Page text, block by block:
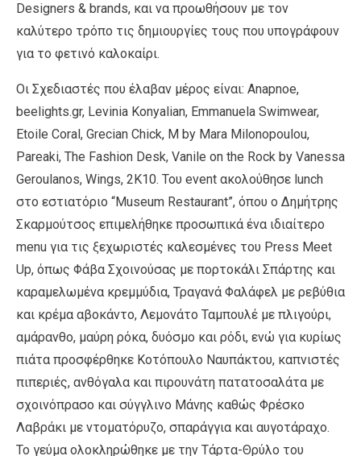
Designers & brands, και να προωθήσουν με τον
καλύτερο τρόπο τις δημιουργίες τους που υπογράφουν
για το φετινό καλοκαίρι.
Οι Σχεδιαστές που έλαβαν μέρος είναι: Anapnoe,
beelights.gr, Levinia Konyalian, Emmanuela Swimwear,
Etoile Coral, Grecian Chick, M by Mara Milonopoulou,
Pareaki, The Fashion Desk, Vanile on the Rock by Vanessa
Geroulanos, Wings, 2K10. Του event ακολούθησε lunch
στο εστιατόριο “Museum Restaurant”, όπου ο Δημήτρης
Σκαρμούτσος επιμελήθηκε προσωπικά ένα ιδιαίτερο
menu για τις ξεχωριστές καλεσμένες του Press Meet
Up, όπως Φάβα Σχοινούσας με πορτοκάλι Σπάρτης και
καραμελωμένα κρεμμύδια, Τραγανά Φαλάφελ με ρεβύθια
και κρέμα αβοκάντο, Λεμονάτο Ταμπουλέ με πλιγούρι,
αμάρανθο, μαύρη ρόκα, δυόσμο και ρόδι, ενώ για κυρίως
πιάτα προσφέρθηκε Κοτόπουλο Ναυπάκτου, καπνιστές
πιπεριές, ανθόγαλα και πιρουνάτη πατατοσαλάτα με
σχοινόπρασο και σύγγλινο Μάνης καθώς Φρέσκο
Λαβράκι με ντοματόρυζο, σπαράγγια και αυγοτάραχο.
Το γεύμα ολοκληρώθηκε με την Τάρτα-Θρύλο του